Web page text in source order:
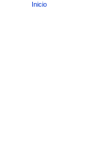
Inicio